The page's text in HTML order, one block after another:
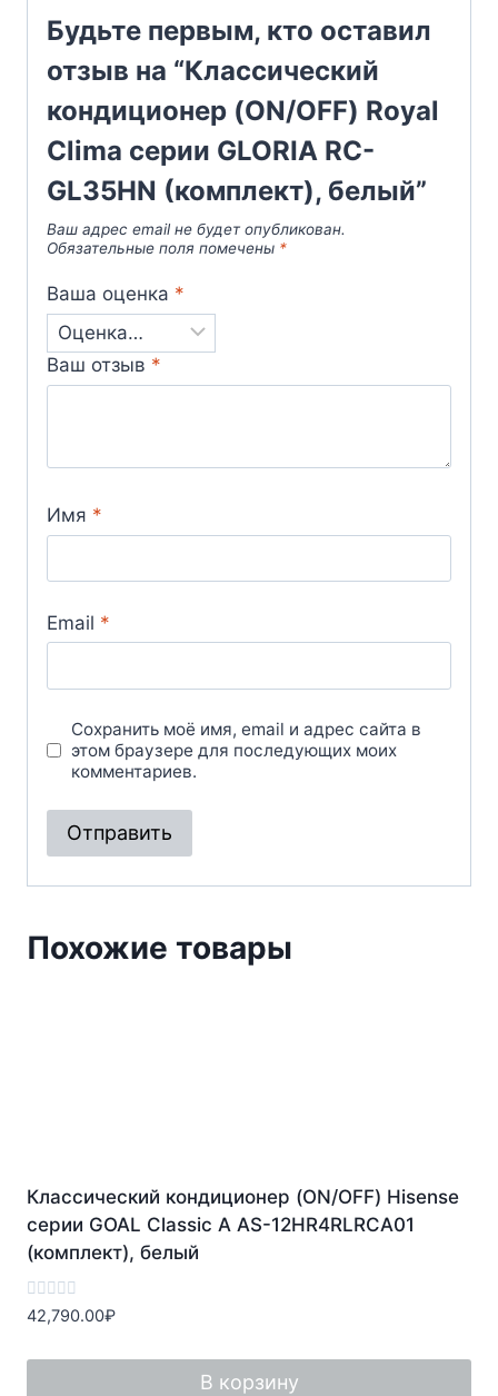
Будьте первым, кто оставил
отзыв на “Классический
кондиционер (ON/OFF) Royal
Clima серии GLORIA RC-
GL35HN (комплект), белый”
Ваш адрес email не будет опубликован.
Обязательные поля помечены *
Ваша оценка *
Ваш отзыв *
Имя *
Email *
Сохранить моё имя, email и адрес сайта в
этом браузере для последующих моих
комментариев.
Похожие товары
Классический кондиционер (ON/OFF) Hisense
серии GOAL Classic A AS-12HR4RLRCA01
(комплект), белый
Оценка
0
5
42,790.00₽
В корзину